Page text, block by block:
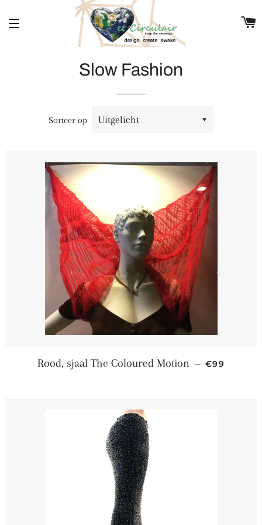
Sitenavigatie
Slow Fashion
Sorteer op
Rood, sjaal The Coloured Motion — Normale
€99